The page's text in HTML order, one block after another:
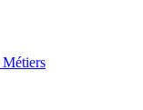
Métiers